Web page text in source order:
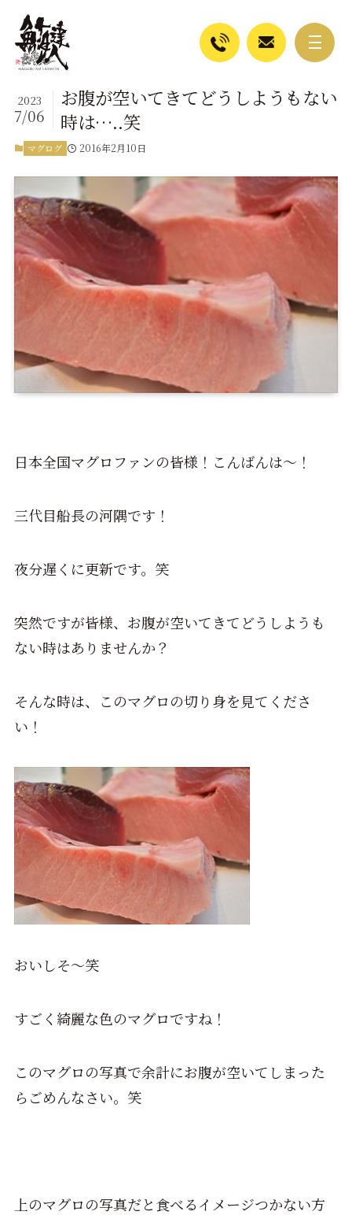
お腹が空いてきてどうしようもない
時は…..笑
2023
7/06
マグログ 2016年2月10日
日本全国マグロファンの皆様！こんばんは～！
三代目船長の河隅です！
夜分遅くに更新です。笑
突然ですが皆様、お腹が空いてきてどうしようも
ない時はありませんか？
そんな時は、このマグロの切り身を見てくださ
い！
おいしそ～笑
すごく綺麗な色のマグロですね！
このマグロの写真で余計にお腹が空いてしまった
らごめんなさい。笑
上のマグロの写真だと食べるイメージつかない方